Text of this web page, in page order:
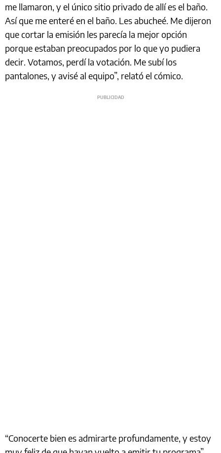
me llamaron, y el único sitio privado de allí es el baño.
Así que me enteré en el baño. Les abucheé. Me dijeron
que cortar la emisión les parecía la mejor opción
porque estaban preocupados por lo que yo pudiera
decir. Votamos, perdí la votación. Me subí los
pantalones, y avisé al equipo”, relató el cómico.
“Conocerte bien es admirarte profundamente, y estoy